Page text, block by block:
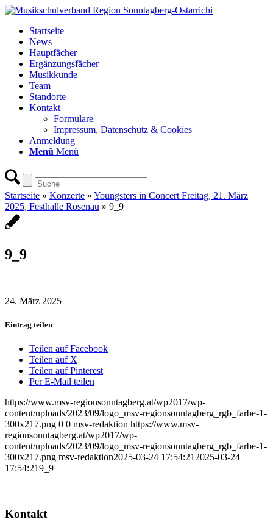
Startseite
News
Hauptfächer
Ergänzungsfächer
Musikkunde
Team
Standorte
Kontakt
Formulare
Impressum, Datenschutz & Cookies
Anmeldung
Menü Menü
Startseite » Konzerte » Youngsters in Concert Freitag, 21. März
2025, Festhalle Rosenau » 9_9
9_9
24. März 2025
Eintrag teilen
Teilen auf Facebook
Teilen auf X
Teilen auf Pinterest
Per E-Mail teilen
https://www.msv-regionsonntagberg.at/wp2017/wp-
content/uploads/2023/09/logo_msv-regionsonntagberg_rgb_farbe-1-
300x217.png 0 0 msv-redaktion https://www.msv-
regionsonntagberg.at/wp2017/wp-
content/uploads/2023/09/logo_msv-regionsonntagberg_rgb_farbe-1-
300x217.png msv-redaktion2025-03-24 17:54:21 2025-03-24
17:54:219_9
Kontakt